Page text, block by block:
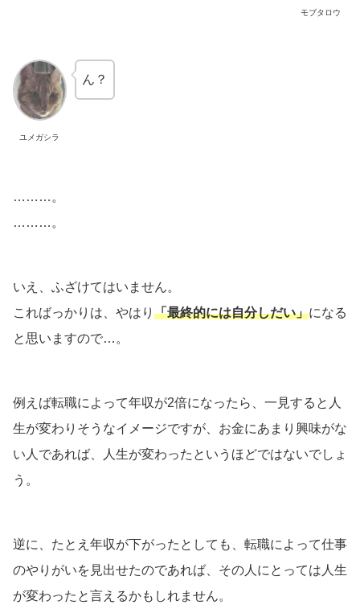
モブタロウ
ユメガシラ
ん？
………。
………。
いえ、ふざけてはいません。
こればっかりは、やはり 「最終的には自分しだい」になる
と思いますので…。
例えば転職によって年収が2倍になったら、一見すると人
生が変わりそうなイメージですが、お金にあまり興味がな
い人であれば、人生が変わったというほどではないでしょ
う。
逆に、たとえ年収が下がったとしても、転職によって仕事
のやりがいを見出せたのであれば、その人にとっては人生
が変わったと言えるかもしれません。